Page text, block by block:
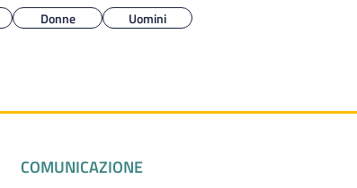
Donne Uomini
COMUNICAZIONE